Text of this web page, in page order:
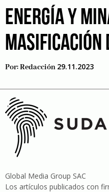
ENERGÍA Y
MASIFICACIÓN
Por:Redacción 29.11.2023
Global Media Group SAC
Los artículos publicados con